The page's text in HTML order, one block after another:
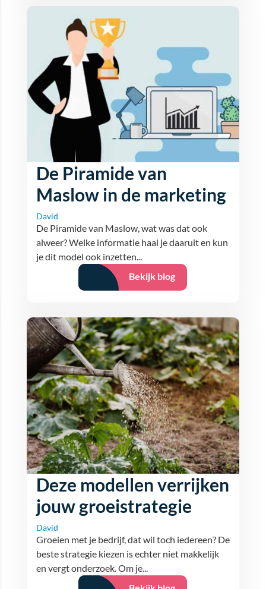
De Piramide van
Maslow in de marketing
David
De Piramide van Maslow, wat was dat ook
alweer? Welke informatie haal je daaruit en kun
je dit model ook inzetten...
Bekijk blog
Deze modellen verrijken
jouw groeistrategie
David
Groeien met je bedrijf, dat wil toch iedereen? De
beste strategie kiezen is echter niet makkelijk
en vergt onderzoek. Om je...